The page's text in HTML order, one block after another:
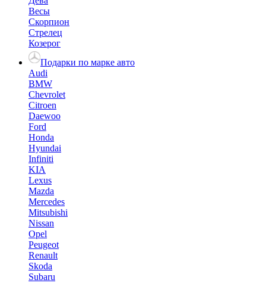
Весы
Скорпион
Стрелец
Козерог
Подарки по марке авто
Audi
BMW
Chevrolet
Citroen
Daewoo
Ford
Honda
Hyundai
Infiniti
KIA
Lexus
Mazda
Mercedes
Mitsubishi
Nissan
Opel
Peugeot
Renault
Skoda
Subaru